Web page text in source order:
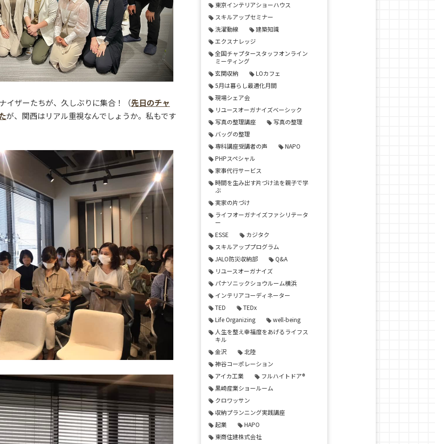
イザーたちが、久しぶりに集合！（先日のチャ
が、関西はリアル重視なんでしょうか。私もです
東京インテリアショーハウス
スキルアップセミナー
洗濯動線
建築知識
エクスナレッジ
全国チャプタースタッフオンライン
ミーティング
玄関収納
LOカフェ
5月は暮らし最適化月間
現場シェア会
リユースオーガナイズベーシック
写真の整理講座
写真の整理
バッグの整理
専科講座受講者の声
NAPO
PHPスペシャル
家事代行サービス
時間を生み出す片づけ法を親子で学
ぶ
実家の片づけ
ライフオーガナイズファシリテータ
ー
ESSE
カジタク
スキルアッププログラム
JALO防災収納部
Q&A
リユースオーガナイズ
パナソニックショウルーム横浜
インテリアコーディネーター
TED
TEDx
Life Organizing
well-being
人生を整え幸福度をあげるライフス
キル
金沢
北陸
神谷コーポレーション
アイカ工業
フルハイトドア®
黒崎産業ショールーム
クロワッサン
収納プランニング実践講座
起業
HAPO
東商住建株式会社